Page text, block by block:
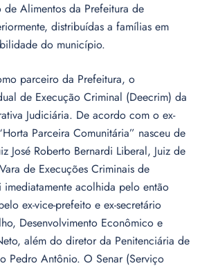
de Alimentos da Prefeitura de
distribuídas a famílias em
do município.
parceiro da Prefeitura, o
de Execução Criminal (Deecrim) da
Judiciária. De acordo com o ex-
Parceira Comunitária” nasceu de
José Roberto Bernardi Liberal, Juiz de
de Execuções Criminais de
acolhida pelo então
ex-vice-prefeito e ex-secretário
Desenvolvimento Econômico e
além do diretor da Penitenciária de
Pedro Antônio. O Senar (Serviço